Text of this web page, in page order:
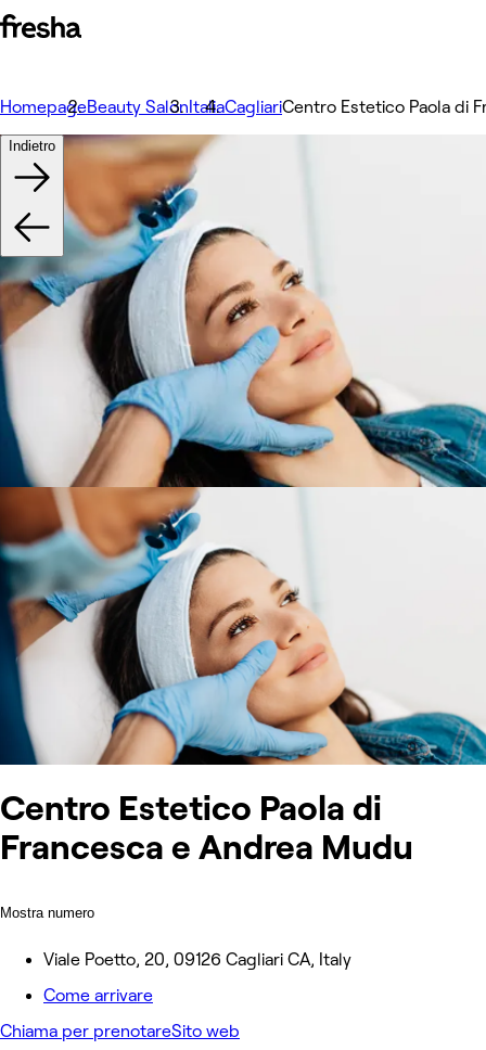
HomepageBeauty Salon ItaliaCagliariCentro Estetico Paola di
Centro Estetico Paola di
Francesca e Andrea Mudu
Mostra numero
Viale Poetto, 20, 09126 Cagliari CA, Italy
Come arrivare
Chiama per prenotareSito web
Indietro